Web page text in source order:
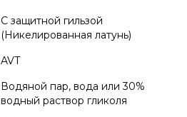
С защитной гильзой
(Никелированная латунь)
AVT
Водяной пар, вода или 30%
водный раствор гликоля